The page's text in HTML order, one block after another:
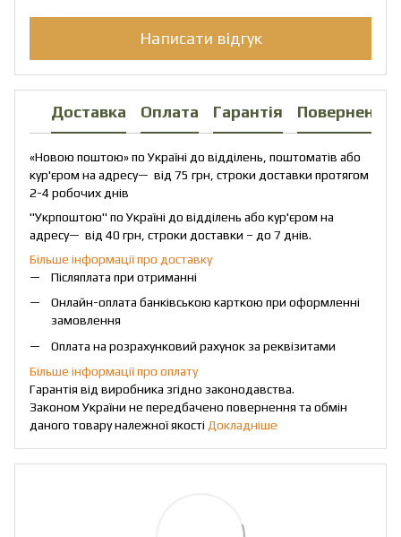
Написати відгук
Доставка Оплата Гарантія Повернення
«Новою поштою» по Україні до відділень, поштоматів або
кур'єром на адресу— від 75 грн, строки доставки протягом
2-4 робочих днів
"Укрпоштою" по Україні до відділень або кур'єром на
адресу— від 40 грн, строки доставки – до 7 днів.
Більше інформації про доставку
Післяплата при отриманні
Онлайн-оплата банківською карткою при оформленні
замовлення
Оплата на розрахунковий рахунок за реквізитами
Більше інформації про оплату
Гарантія від виробника згідно законодавства.
Законом України не передбачено повернення та обмін
даного товару належної якості Докладніше